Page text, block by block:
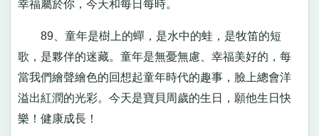
幸福屬於你，今天和每日每時。
89、童年是樹上的蟬，是水中的蛙，是牧笛的短
歌，是夥伴的迷藏。童年是無憂無慮、幸福美好的，每
當我們繪聲繪色的回想起童年時代的趣事，臉上總會洋
溢出紅潤的光彩。今天是寶貝周歲的生日，願他生日快
樂！健康成長！